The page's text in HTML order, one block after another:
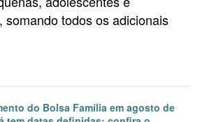
somando todos os adicionais
do Bolsa Família em agosto de